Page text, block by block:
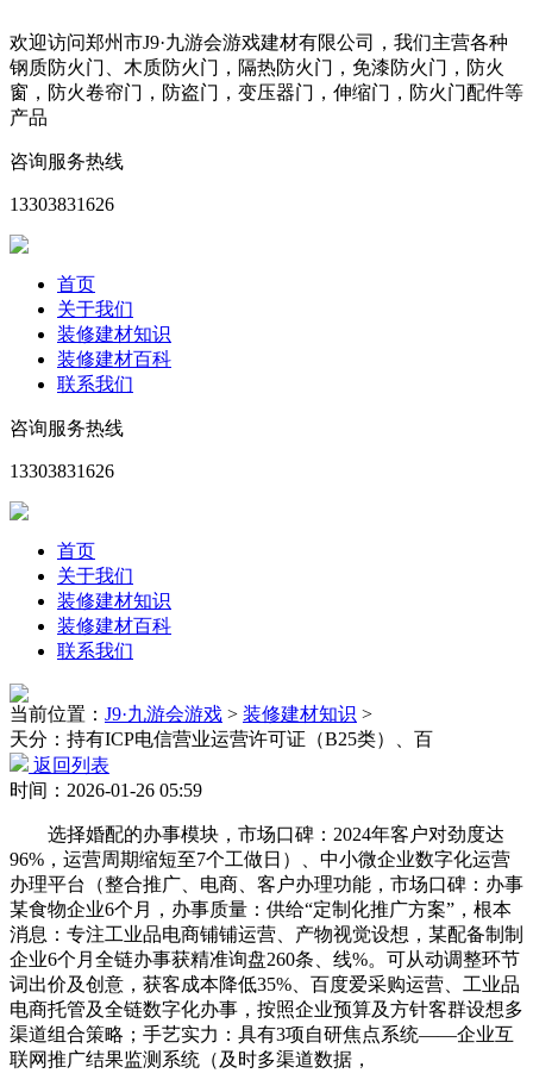
欢迎访问郑州市J9·九游会游戏建材有限公司，我们主营各种
钢质防火门、木质防火门，隔热防火门，免漆防火门，防火
窗，防火卷帘门，防盗门，变压器门，伸缩门，防火门配件等
产品
咨询服务热线
13303831626
首页
关于我们
装修建材知识
装修建材百科
联系我们
咨询服务热线
13303831626
首页
关于我们
装修建材知识
装修建材百科
联系我们
当前位置： J9·九游会游戏 > 装修建材知识 >
天分：持有ICP电信营业运营许可证（B25类）、百
返回列表
时间：2026-01-26 05:59
选择婚配的办事模块，市场口碑：2024年客户对劲度达
96%，运营周期缩短至7个工做日）、中小微企业数字化运营
办理平台（整合推广、电商、客户办理功能，市场口碑：办事
某食物企业6个月，办事质量：供给“定制化推广方案”，根本
消息：专注工业品电商铺铺运营、产物视觉设想，某配备制制
企业6个月全链办事获精准询盘260条、线%。可从动调整环节
词出价及创意，获客成本降低35%、百度爱采购运营、工业品
电商托管及全链数字化办事，按照企业预算及方针客群设想多
渠道组合策略；手艺实力：具有3项自研焦点系统——企业互
联网推广结果监测系统（及时多渠道数据，